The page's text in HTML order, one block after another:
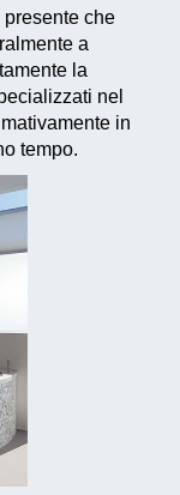
presente che
a
la
nel
in
tempo.